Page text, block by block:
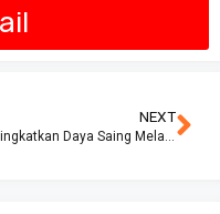
NEXT
Meningkatkan Daya Saing Melalui Penerapan Coating Thickness Meter dalam Proses Produksi Logam